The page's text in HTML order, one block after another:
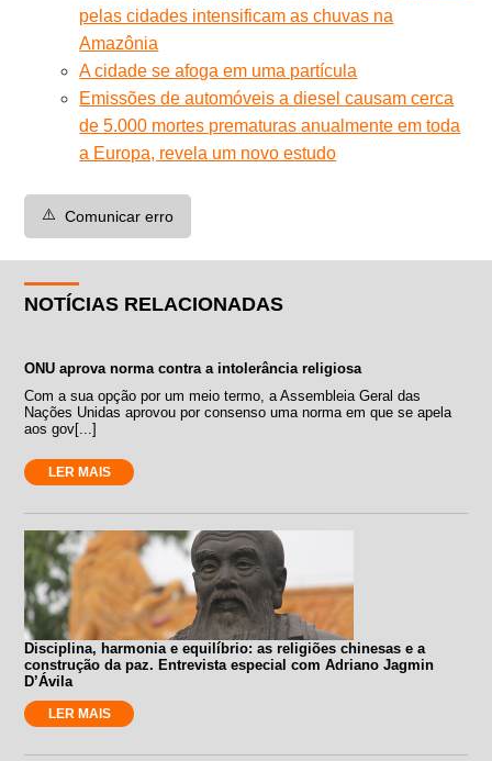
pelas cidades intensificam as chuvas na
Amazônia
A cidade se afoga em uma partícula
Emissões de automóveis a diesel causam cerca
de 5.000 mortes prematuras anualmente em toda
a Europa, revela um novo estudo
⚠️ Comunicar erro
NOTÍCIAS RELACIONADAS
ONU aprova norma contra a intolerância religiosa
Com a sua opção por um meio termo, a Assembleia Geral das
Nações Unidas aprovou por consenso uma norma em que se apela
aos gov[...]
LER MAIS
Disciplina, harmonia e equilíbrio: as religiões chinesas e a
construção da paz. Entrevista especial com Adriano Jagmin
D’Ávila
LER MAIS